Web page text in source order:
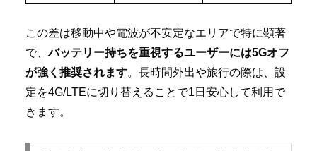
この差は移動中や電波が不安定なエリアで特に顕著
で、バッテリー持ちを重視するユーザーには5Gオフ
が強く推奨されます。長時間外出や旅行の際は、設
定を4G/LTEに切り替えることで1日安心して利用で
きます。